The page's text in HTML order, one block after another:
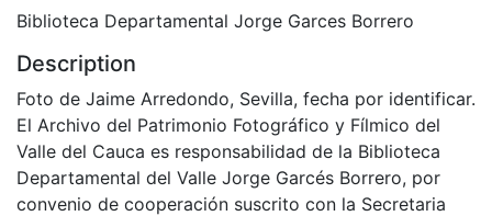
Biblioteca Departamental Jorge Garces Borrero
Description
Foto de Jaime Arredondo, Sevilla, fecha por identificar.
El Archivo del Patrimonio Fotográfico y Fílmico del
Valle del Cauca es responsabilidad de la Biblioteca
Departamental del Valle Jorge Garcés Borrero, por
convenio de cooperación suscrito con la Secretaria